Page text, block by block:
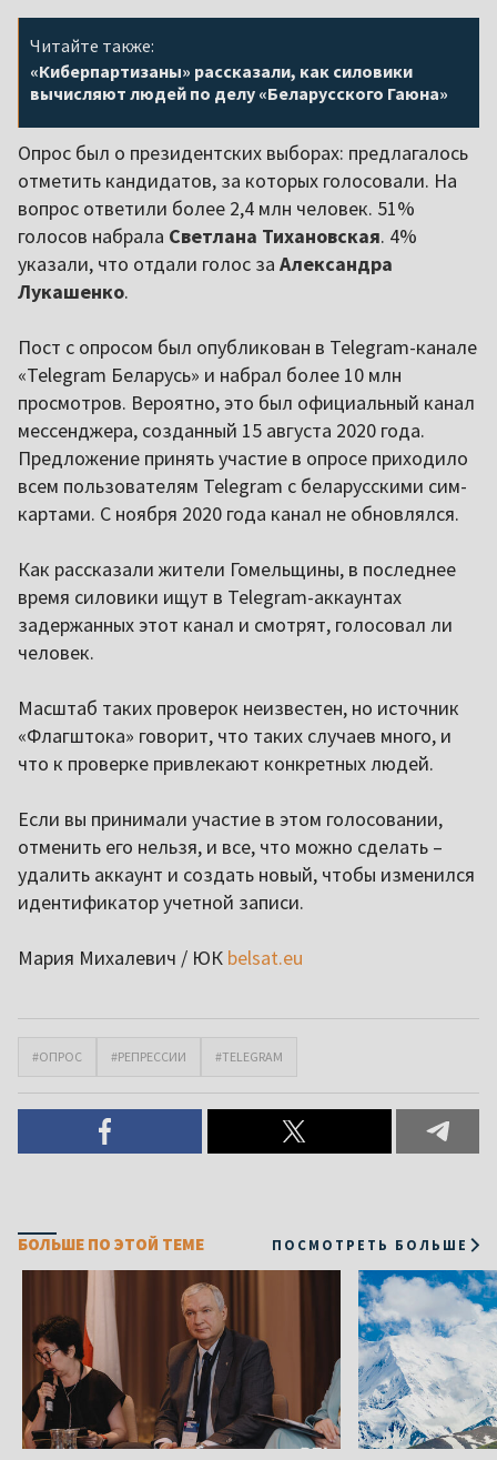
Читайте также:
«Киберпартизаны» рассказали, как силовики
вычисляют людей по делу «Беларусского Гаюна»
Опрос был о президентских выборах: предлагалось
отметить кандидатов, за которых голосовали. На
вопрос ответили более 2,4 млн человек. 51%
голосов набрала Светлана Тихановская. 4%
указали, что отдали голос за Александра
Лукашенко.
Пост с опросом был опубликован в Telegram-канале
«Telegram Беларусь» и набрал более 10 млн
просмотров. Вероятно, это был официальный канал
мессенджера, созданный 15 августа 2020 года.
Предложение принять участие в опросе приходило
всем пользователям Telegram с беларусскими сим-
картами. С ноября 2020 года канал не обновлялся.
Как рассказали жители Гомельщины, в последнее
время силовики ищут в Telegram-аккаунтах
задержанных этот канал и смотрят, голосовал ли
человек.
Масштаб таких проверок неизвестен, но источник
«Флагштока» говорит, что таких случаев много, и
что к проверке привлекают конкретных людей.
Если вы принимали участие в этом голосовании,
отменить его нельзя, и все, что можно сделать –
удалить аккаунт и создать новый, чтобы изменился
идентификатор учетной записи.
Мария Михалевич / ЮК belsat.eu
#ОПРОС #РЕПРЕССИИ #TELEGRAM
БОЛЬШЕ ПО ЭТОЙ ТЕМЕ ПОСМОТРЕТЬ БОЛЬШЕ